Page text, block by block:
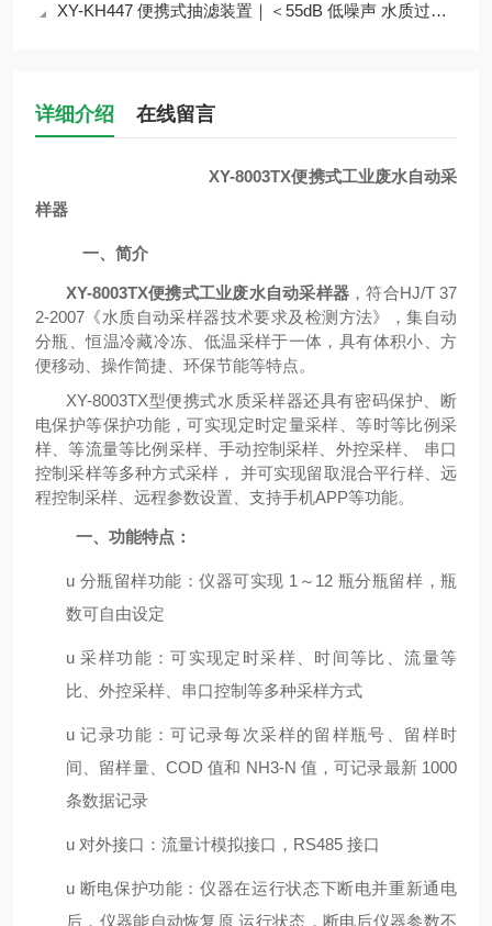
XY-KH447 便携式抽滤装置｜＜55dB 低噪声 水质过滤实验室外场设备介绍
详细介绍 在线留言
XY-8003TX便携式工业废水自动采
样器
一、 简介
XY-8003TX便携式工业废水自动采样器 ，符合HJ/T 37
2-2007《水质自动采样器技术要求及检测方法》，集自动
分瓶、恒温冷藏冷冻、低温采样于一体，具有体积小、方
便移动、操作简捷、环保节能等特点。
XY-8003TX型便携式水质采样器还具有密码保护、断
电保护等保护功能，可实现定时定量采样、等时等比例采
样、等流量等比例采样、手动控制采样、外控采样、 串口
控制采样等多种方式采样， 并可实现留取混合平行样、远
程控制采样、远程参数设置、支持手机APP等功能。
一、 功能特点：
u 分瓶留样功能：仪器可实现 1～12 瓶分瓶留样，瓶
数可自由设定
u采样功能：可实现定时采样、时间等比、流量等
比、外控采样、串口控制等多种采样方式
u记录功能：可记录每次采样的留样瓶号、留样时
间、留样量、 COD 值和 NH3-N 值，可记录最新 1000
条数据记录
u 对外接口：流量计模拟接口， RS485 接口
u 断电保护功能：仪器在运行状态下断电并重新通电
后，仪器能自动恢复原 运行状态，断电后仪器参数不